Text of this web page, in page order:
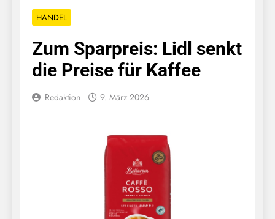
HANDEL
Zum Sparpreis: Lidl senkt
die Preise für Kaffee
Redaktion 9. März 2026